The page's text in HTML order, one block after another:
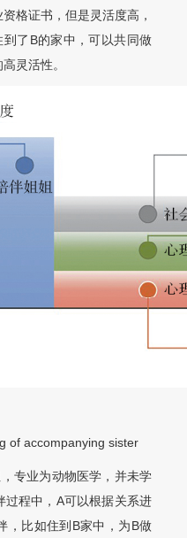
格证书，但是灵活度高，
了B的家中，可以共同做
灵活性。
of accompanying sister
专业为动物医学，并未学
过程中，A可以根据关系进
，比如住到B家中，为B做